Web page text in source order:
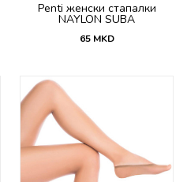
Penti женски стапалки
NAYLON SUBA
65 MKD